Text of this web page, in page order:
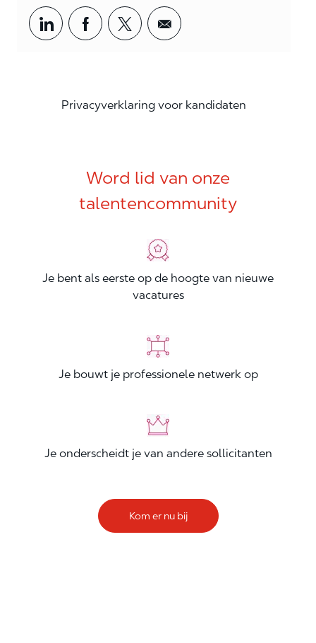
Share via LinkedIn
Share via Facebook
Share via twitter
Share via email
Privacyverklaring voor kandidaten
Word lid van onze
talentencommunity
Je bent als eerste op de hoogte van nieuwe
vacatures
Je bouwt je professionele netwerk op
Je onderscheidt je van andere sollicitanten
Kom er nu bij